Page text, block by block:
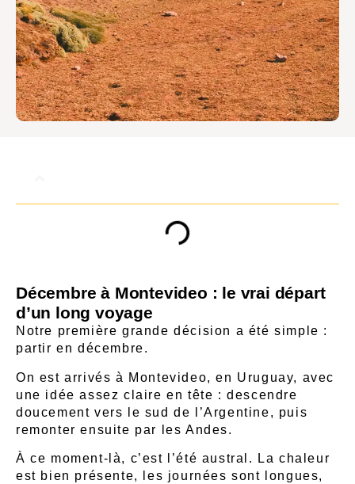
Décembre à Montevideo : le vrai départ
d’un long voyage
Notre première grande décision a été simple :
partir en décembre.
On est arrivés à Montevideo, en Uruguay, avec
une idée assez claire en tête : descendre
doucement vers le sud de l’Argentine, puis
remonter ensuite par les Andes.
À ce moment-là, c’est l’été austral. La chaleur
est bien présente, les journées sont longues,